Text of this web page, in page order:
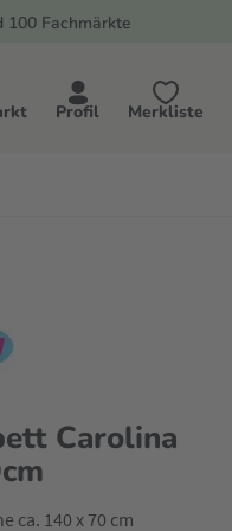
100 Fachmärkte
Profil Merkliste
Carolina
ca. 140 x 70 cm